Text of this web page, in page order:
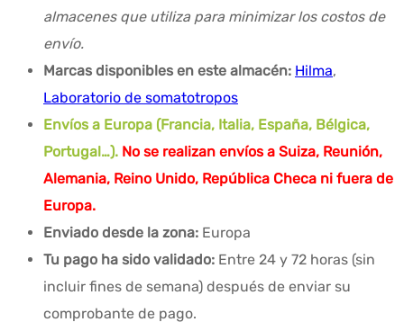
almacenes que utiliza para minimizar los costos de
envío.
Marcas disponibles en este almacén: Hilma,
Laboratorio de somatotropos
Envíos a Europa (Francia, Italia, España, Bélgica,
Portugal…). No se realizan envíos a Suiza, Reunión,
Alemania, Reino Unido, República Checa ni fuera de
Europa.
Enviado desde la zona: Europa
Tu pago ha sido validado: Entre 24 y 72 horas (sin
incluir fines de semana) después de enviar su
comprobante de pago.